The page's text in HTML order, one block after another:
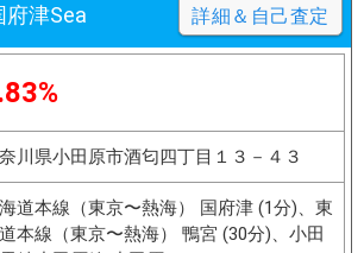
津Sea 詳細＆自己査定
川県小田原市酒匂四丁目１３－４３
道本線（東京〜熱海） 国府津 (1分)、東
本線（東京〜熱海） 鴨宮 (30分)、小田